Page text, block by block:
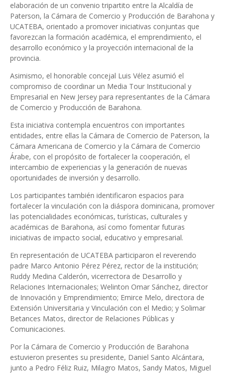
elaboración de un convenio tripartito entre la Alcaldía de
Paterson, la Cámara de Comercio y Producción de Barahona y
UCATEBA, orientado a promover iniciativas conjuntas que
favorezcan la formación académica, el emprendimiento, el
desarrollo económico y la proyección internacional de la
provincia.
Asimismo, el honorable concejal Luis Vélez asumió el
compromiso de coordinar un Media Tour Institucional y
Empresarial en New Jersey para representantes de la Cámara
de Comercio y Producción de Barahona.
Esta iniciativa contempla encuentros con importantes
entidades, entre ellas la Cámara de Comercio de Paterson, la
Cámara Americana de Comercio y la Cámara de Comercio
Árabe, con el propósito de fortalecer la cooperación, el
intercambio de experiencias y la generación de nuevas
oportunidades de inversión y desarrollo.
Los participantes también identificaron espacios para
fortalecer la vinculación con la diáspora dominicana, promover
las potencialidades económicas, turísticas, culturales y
académicas de Barahona, así como fomentar futuras
iniciativas de impacto social, educativo y empresarial.
En representación de UCATEBA participaron el reverendo
padre Marco Antonio Pérez Pérez, rector de la institución;
Ruddy Medina Calderón, vicerrectora de Desarrollo y
Relaciones Internacionales; Welinton Omar Sánchez, director
de Innovación y Emprendimiento; Emirce Melo, directora de
Extensión Universitaria y Vinculación con el Medio; y Solimar
Betances Matos, director de Relaciones Públicas y
Comunicaciones.
Por la Cámara de Comercio y Producción de Barahona
estuvieron presentes su presidente, Daniel Santo Alcántara,
junto a Pedro Féliz Ruiz, Milagro Matos, Sandy Matos, Miguel